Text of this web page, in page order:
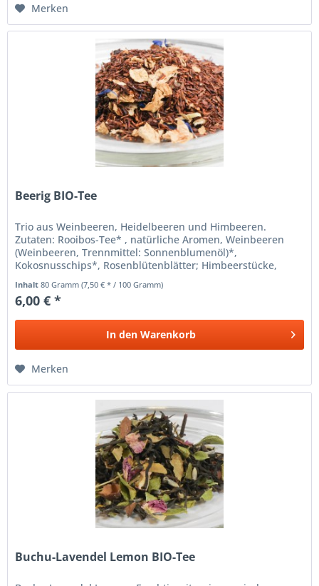
Merken
Beerig BIO-Tee
Trio aus Weinbeeren, Heidelbeeren und Himbeeren.
Zutaten: Rooibos-Tee* , natürliche Aromen, Weinbeeren
(Weinbeeren, Trennmittel: Sonnenblumenöl)*,
Kokosnusschips*, Rosenblütenblätter; Himbeerstücke,
Inhalt80 Gramm(7,50 € * / 100 Gramm)
6,00 € *
In den Warenkorb
Merken
Buchu-Lavendel Lemon BIO-Tee